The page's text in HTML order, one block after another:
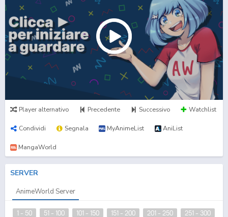
Player alternativo Precedente Successivo Watchlist
Condividi Segnala MyAnimeList AniList
MangaWorld
SERVER
AnimeWorld Server
1 - 50 51 - 100 101 - 150 151 - 200 201 - 250
251 - 300